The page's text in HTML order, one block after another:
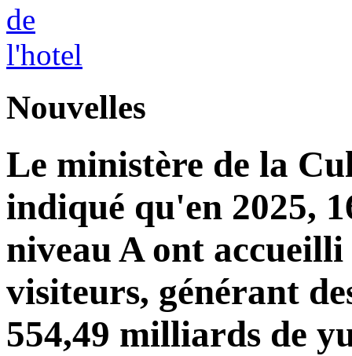
Nouvelles
Le ministère de la
indiqué qu'en 2025,
niveau A ont
visiteurs, générant
554,49 milliards de